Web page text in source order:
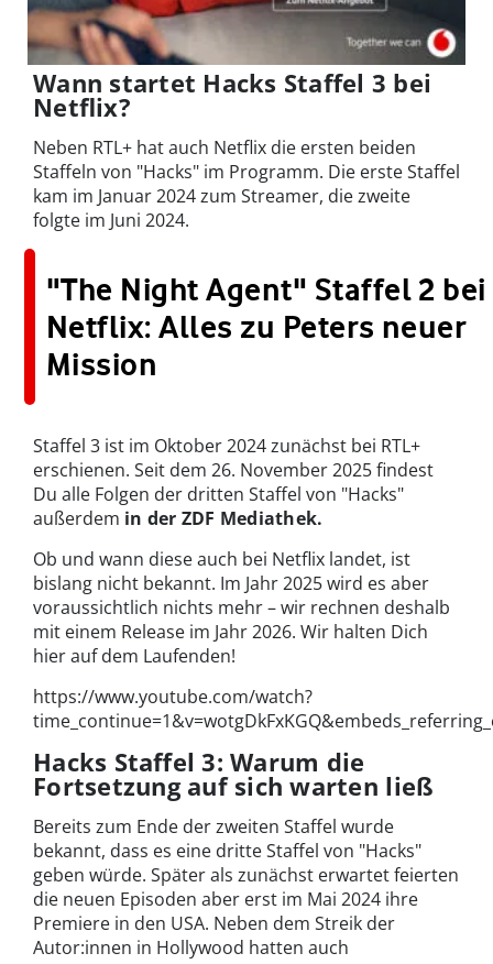
Wann startet Hacks Staffel 3 bei
Netflix?
Neben RTL+ hat auch Netflix die ersten beiden
Staffeln von "Hacks" im Programm. Die erste Staffel
kam im Januar 2024 zum Streamer, die zweite
folgte im Juni 2024.
"The Night Agent" Staffel 2 bei
Netflix: Alles zu Peters neuer
Mission
Staffel 3 ist im Oktober 2024 zunächst bei RTL+
erschienen. Seit dem 26. November 2025 findest
Du alle Folgen der dritten Staffel von "Hacks"
außerdem in der ZDF Mediathek.
Ob und wann diese auch bei Netflix landet, ist
bislang nicht bekannt. Im Jahr 2025 wird es aber
voraussichtlich nichts mehr – wir rechnen deshalb
mit einem Release im Jahr 2026. Wir halten Dich
hier auf dem Laufenden!
https://www.youtube.com/watch?
Hacks Staffel 3: Warum die
Fortsetzung auf sich warten ließ
Bereits zum Ende der zweiten Staffel wurde
bekannt, dass es eine dritte Staffel von "Hacks"
geben würde. Später als zunächst erwartet feierten
die neuen Episoden aber erst im Mai 2024 ihre
Premiere in den USA. Neben dem Streik der
Autor:innen in Hollywood hatten auch